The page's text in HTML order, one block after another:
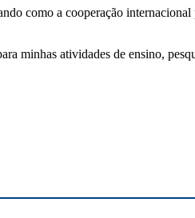
como a cooperação
minhas atividades de ensino,